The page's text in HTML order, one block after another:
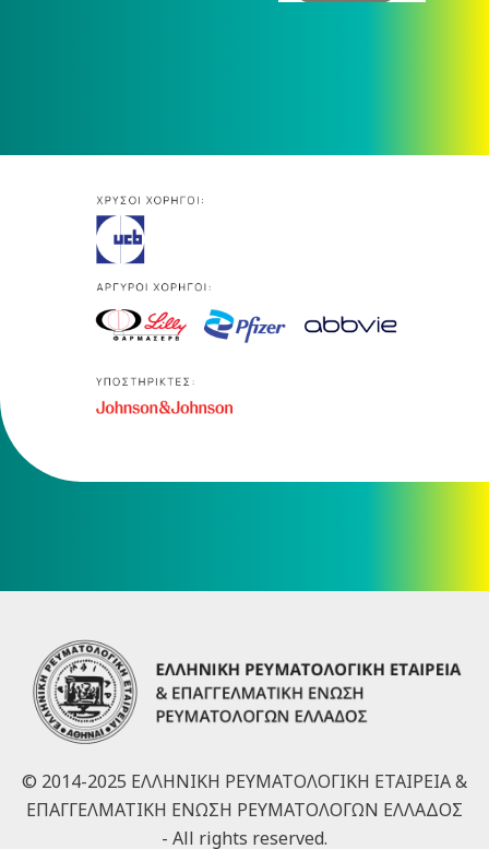
© 2014-2025 ΕΛΛΗΝΙΚΗ ΡΕΥΜΑΤΟΛΟΓΙΚΗ ΕΤΑΙΡΕΙΑ &
ΕΠΑΓΓΕΛΜΑΤΙΚΗ ΕΝΩΣΗ ΡΕΥΜΑΤΟΛΟΓΩΝ ΕΛΛΑΔΟΣ
- All rights reserved.